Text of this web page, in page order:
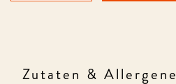
Zutaten & Allergene